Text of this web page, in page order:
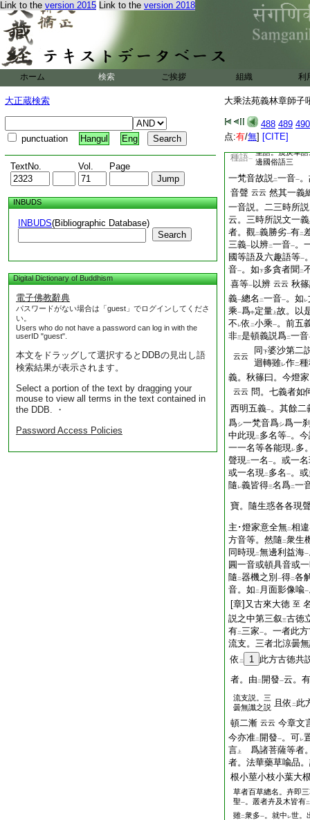
Link to the version 2015 Link to the version 2018
ホーム 検索 ご挨拶 組織 利
大正蔵検索
punctuation Hangul Eng
TextNo. Vol. Page
INBUDS
INBUDS(Bibliographic Database)
Search
Digital Dictionary of Buddhism
電子佛教辭典
パスワードがない場合は「guest」でログインしてくださ
い。
Users who do not have a password can log in with the
userID "guest".
本文をドラッグして選択するとDDBの見出し語
検索結果が表示されます。
Select a portion of the text by dragging your
mouse to view all terms in the text contained in
the DDB. ・
Password Access Policies
大乘法苑義林章師子
488 489 490
点:有/無] [CITE]
説 四諦一。謂
四天王皆得二 領解 。
其語 一。獨爲 レ我説
意一故佛異説。乃至
諸言音 皆能善解
唯能作二聖語説法一
依二 佛不 變 二形言一
形言一而得レ 受 化。
種語一
聖語。蔑戾車語
邊國俗語三
一梵音故説二一音一
音聲 云云 然其一義
一音説。二三時所
云。三時所説文一
者。觀二義勝劣一有二
三義一 以辨二一音一。
國等語及六趣語等一
音一。如下多貪者聞 二
喜等一 以辨 云云 秋
義一總名 二一音一。如 レ
乘一爲中定量 上故。以
不 レ依 二小乘一。前五
非三是頓義説爲二一音
云云
同 下婆沙第二
迴轉雖レ作二
義。秋篠曰。今燈
云云 問。七義者如
西明五義一。其餘二
爲シ一梵音爲シ爲一
中此現二 多名等一。
一一名等各能現レ多
聲現二一名 一。或一
或一名現二 多名 一。
隨 レ義皆得三名爲二一
寶。隨生惑各各現
主･燈家意全無二相違
方音等。然隨 二衆生
同時現二無邊利益海一
圓一音或頓具音或
隨 二器機之別 一得二各
音。如 二 月面影像喩一
[章]又古來大徳 至
説之中第三叙三古徳
有二三家一。一者此
流支。三者北涼曇
依 二 1 此方古徳共
者。由 二 開發一云。
流支説。三
曇無讖之説
且依 二 此
頓二漸 云云 今章文
今亦准二 開發一。可レ
言 上
爲諸菩薩等者
者。法華藥草喩品
根小莖小枝小葉大
草者百草總名。卉即
聖一 。叢者卉及木皆有二
雖二衆多一 。就中 レ世。